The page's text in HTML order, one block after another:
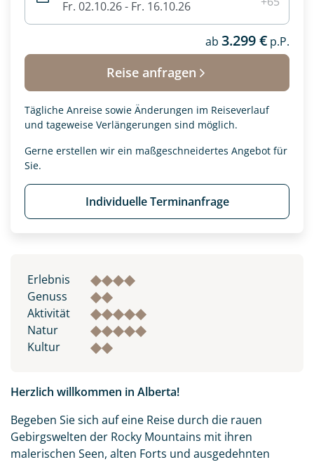
Fr. 02.10.26 - Fr. 16.10.26
ab 3.299 € p.P.
Reise anfragen
Tägliche Anreise sowie Änderungen im Reiseverlauf
und tageweise Verlängerungen sind möglich.
Gerne erstellen wir ein maßgeschneidertes Angebot für
Sie.
Individuelle Terminanfrage
Erlebnis
Genuss
Aktivität
Natur
Kultur
Herzlich willkommen in Alberta!
Begeben Sie sich auf eine Reise durch die rauen
Gebirgswelten der Rocky Mountains mit ihren
malerischen Seen, alten Forts und ausgedehnten
Kenntnis genommen und akzeptiert haben.